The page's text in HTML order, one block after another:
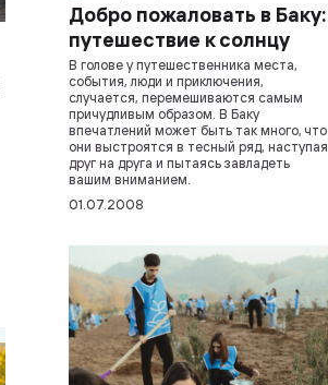
Добро пожаловать в Баку:
путешествие к солнцу
В голове у путешественника места,
события, люди и приключения,
случается, перемешиваются самым
причудливым образом. В Баку
впечатлений может быть так много, что
они выстроятся в тесный ряд, наступая
друг на друга и пытаясь завладеть
вашим вниманием.
01.07.2008